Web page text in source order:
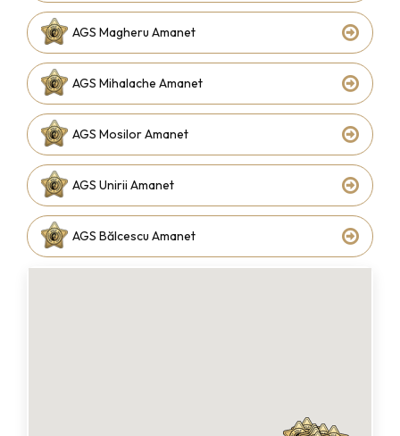
AGS Magheru Amanet
AGS Mihalache Amanet
AGS Mosilor Amanet
AGS Unirii Amanet
AGS Bălcescu Amanet